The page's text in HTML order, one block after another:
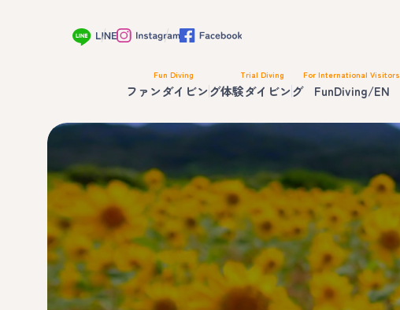
Fun Diving
ファンダイビング
Trial Diving
体験ダイビング
For International Visitors
FunDiving/EN